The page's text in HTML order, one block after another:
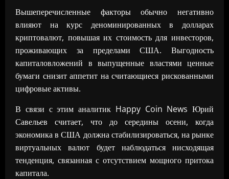
Вышеперечисленные факторы обычно негативно
влияют на курс деноминированных в долларах
криптовалют, повышая их стоимость для инвесторов,
проживающих за пределами США. Выгодность
капиталовложений в выпущенные властями ценные
бумаги снизит аппетит на считающиеся рискованными
цифровые активы.
В связи с этим аналитик Happy Coin News Юрий
Савельев считает, что до середины осени, когда
экономика в США должна стабилизироваться, на рынке
виртуальных валют будет наблюдаться нисходящая
тенденция, связанная с отсутствием мощного притока
капитала.